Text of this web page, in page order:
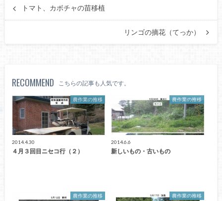
トマト、カボチャの苗移植
リンゴの摘花（てっか）
RECOMMEND こちらの記事も人気です。
農作業の推移
2014.4.30
４月３回目ニセコ行（２）
農作業の推移
2014.6.6
新しいもの・古いもの
農作業の推移 農作業の推移